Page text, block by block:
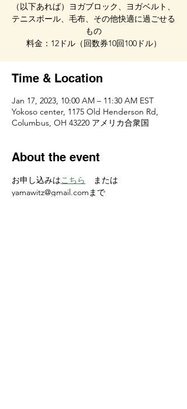
（以下あれば）ヨガブロック、ヨガベルト、
テニスボール、毛布、その他快適に過ごせる
もの
料金：12ドル（回数券10回100ドル）
Time & Location
Jan 17, 2023, 10:00 AM – 11:30 AM EST
Yokoso center, 1175 Old Henderson Rd,
Columbus, OH 43220 アメリカ合衆国
About the event
お申し込みはこちら
または
yamawitz@gmail.comまで